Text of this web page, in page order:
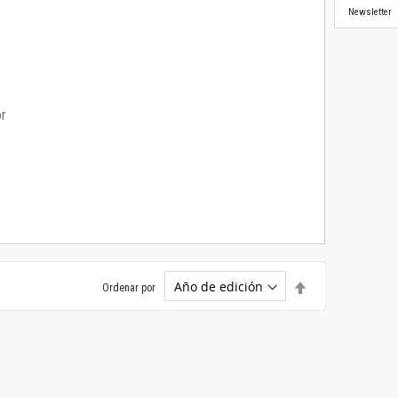
Ordenar por
descendente
Newsletter